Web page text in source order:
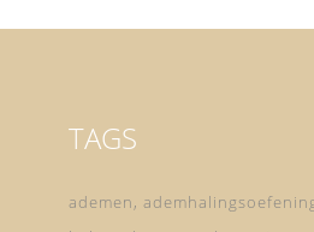
TAGS
ademen